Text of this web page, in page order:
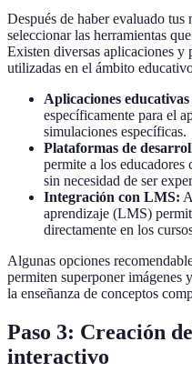
Después de haber evaluado tus
seleccionar las herramientas
Existen diversas aplicaciones y
utilizadas en el ámbito
Aplicaciones
específicamente para el
simulaciones específicas.
Plataformas de
permite a los educadores
sin necesidad de ser
Integración con LMS:
aprendizaje (LMS)
directamente en los
Algunas opciones
permiten superponer imágenes
la enseñanza de conceptos
Paso 3: Creación
interactivo